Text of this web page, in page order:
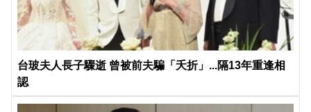
台玻夫人長子驟逝 曾被前夫騙「夭折」...隔13年重逢相
認